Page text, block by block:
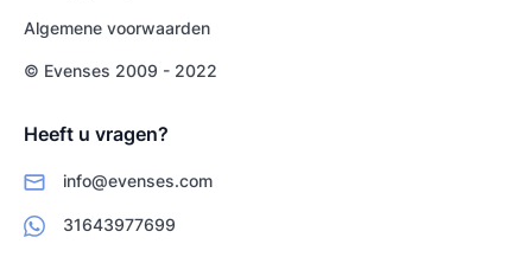
Algemene voorwaarden
© Evenses 2009 - 2022
Heeft u vragen?
info@evenses.com
31643977699